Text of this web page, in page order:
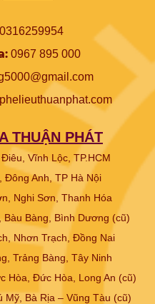
0967 895 000
THUẬN PHÁT
Vĩnh Lộc, TP.HCM
Đông Anh, TP Hà Nội
Nghi Sơn, Thanh Hóa
Bàng, Bình Dương (cũ)
Nhơn Trạch, Đồng Nai
Trảng Bàng, Tây Ninh
Hòa, Đức Hòa, Long An (cũ)
Mỹ, Bà Rịa – Vũng Tàu (cũ)